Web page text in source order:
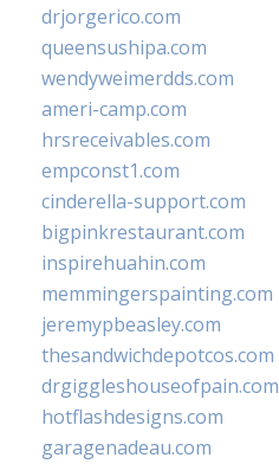
drjorgerico.com
queensushipa.com
wendyweimerdds.com
ameri-camp.com
hrsreceivables.com
empconst1.com
cinderella-support.com
bigpinkrestaurant.com
inspirehuahin.com
memmingerspainting.com
jeremypbeasley.com
thesandwichdepotcos.com
drgiggleshouseofpain.com
hotflashdesigns.com
garagenadeau.com